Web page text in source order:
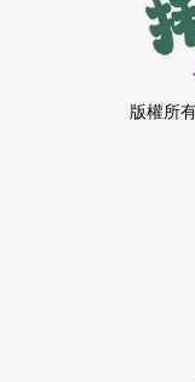
版權所